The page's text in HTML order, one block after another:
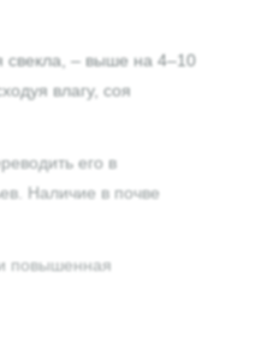
свекла, – выше на 4–10
влагу, соя
его в
Наличие в почве
повышенная